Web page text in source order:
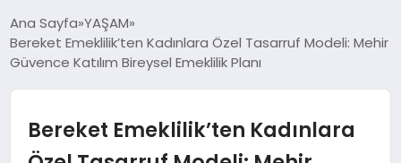
SPOR
TEKNOLOJİ
Ana Sayfa YAŞAM
Bereket Emeklilik’ten Kadınlara Özel Tasarruf Modeli: Mehir
Güvence Katılım Bireysel Emeklilik Planı
Bereket Emeklilik’ten Kadınlara